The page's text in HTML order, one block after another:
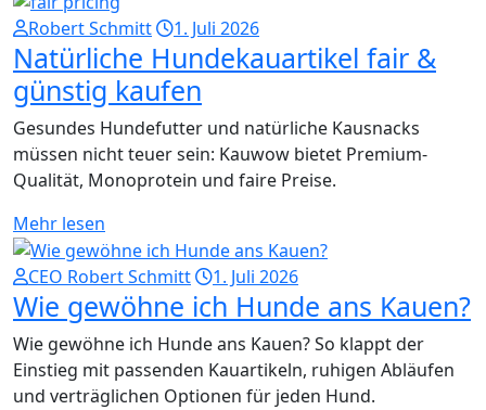
Robert Schmitt 1. Juli 2026
Natürliche Hundekauartikel fair &
günstig kaufen
Gesundes Hundefutter und natürliche Kausnacks
müssen nicht teuer sein: Kauwow bietet Premium-
Qualität, Monoprotein und faire Preise.
Mehr lesen
CEO Robert Schmitt 1. Juli 2026
Wie gewöhne ich Hunde ans Kauen?
Wie gewöhne ich Hunde ans Kauen? So klappt der
Einstieg mit passenden Kauartikeln, ruhigen Abläufen
und verträglichen Optionen für jeden Hund.